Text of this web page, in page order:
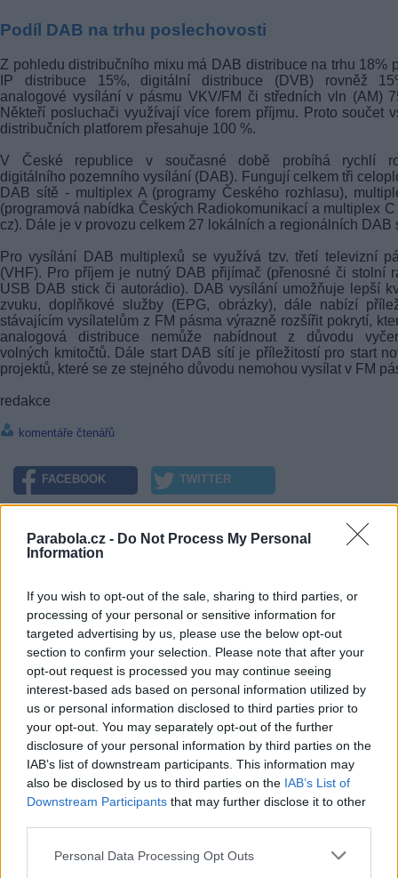
Parabola.cz - Do Not Process My Personal
Information
If you wish to opt-out of the sale, sharing to third parties, or
processing of your personal or sensitive information for
targeted advertising by us, please use the below opt-out
section to confirm your selection. Please note that after your
opt-out request is processed you may continue seeing
interest-based ads based on personal information utilized by
us or personal information disclosed to third parties prior to
your opt-out. You may separately opt-out of the further
disclosure of your personal information by third parties on the
IAB’s list of downstream participants. This information may
also be disclosed by us to third parties on the IAB’s List of
Downstream Participants that may further disclose it to other
Personal Data Processing Opt Outs
Podíl DAB na trhu poslechovosti
Z pohledu distribučního mixu má DAB distribuce na trhu 18%
IP distribuce 15%, digitální distribuce (DVB) rovněž
analogové vysílání v pásmu VKV/FM či středních vln (AM)
Někteří posluchači využívají více forem příjmu. Proto součet
distribučních platforem přesahuje 100 %.
V České republice v současné době probíhá rychlí
digitálního pozemního vysílání (DAB). Fungují celkem tři
DAB sítě - multiplex A (programy Českého rozhlasu),
(programová nabídka Českých Radiokomunikací a multiplex C
cz). Dále je v provozu celkem 27 lokálních a regionálních DAB
Pro vysílání DAB multiplexů se využívá tzv. třetí televizní
(VHF). Pro příjem je nutný DAB přijímač (přenosné či stolní
USB DAB stick či autorádio). DAB vysílání umožňuje lepší
zvuku, doplňkové služby (EPG, obrázky), dále nabízí
stávajícím vysílatelům z FM pásma výrazně rozšířit pokrytí,
analogová distribuce nemůže nabídnout z důvodu
volných kmitočtů. Dále start DAB sítí je příležitostí pro start
projektů, které se ze stejného důvodu nemohou vysílat v FM
redakce
komentáře čtenářů
FACEBOOK TWITTER
Rána pro operátory: Třetina čtenářů sdílí účet ke streamovací službě
Lokální tvorba táhne: více než polovina televizní sledovanosti patří
českému obsahu
Reklama
Pracovní nabídky
07.08.2026 -Bosch Powertrain s.r.o. Jihlava • linkový střídač • mzda
48.400 Kč • příspěvek na ubytování (Jihlava, okres Jihlava)
07.08.2026 -Bosch Powertrain s.r.o. Jihlava • obsluha CNC strojů •
48.400 Kč • náborový bonus 50.000 Kč • příspěvek na ubytování
okres Jihlava)
07.08.2026 -Specialista pro elektronická zařízení údržby (m/ž) (tř.
Klementa 869, Mladá Boleslav II)
Kč • náborový bonus 50.000 Kč • příspěvek na ubytování (Jihlava,
06.08.2026 -Bosch Powertrain s.r.o. • montážní dělník • mzda 44.700